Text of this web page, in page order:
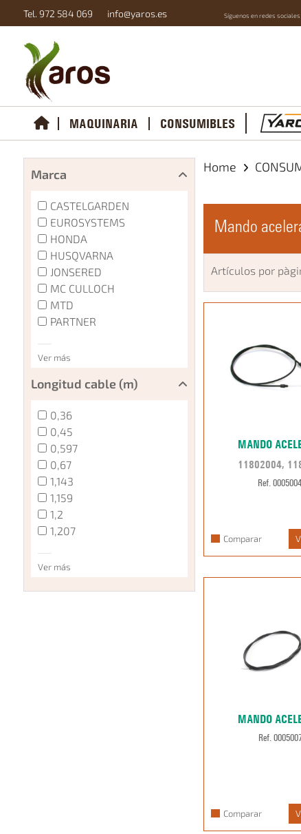
Tel. 972 584 069 info@yaros.es Síguenos en redes sociales
MAQUINARIA CONSUMIBLES
Marca
CASTELGARDEN
EUROSYSTEMS
HONDA
HUSQVARNA
JONSERED
MC CULLOCH
MTD
PARTNER
Ver más
Longitud cable (m)
0,36
0,45
0,597
0,67
1,143
1,159
1,2
1,207
Ver más
Home
Mando
Artículos por
MANDO
11802004,
Ref.
Comparar
MANDO
Ref.
Comparar